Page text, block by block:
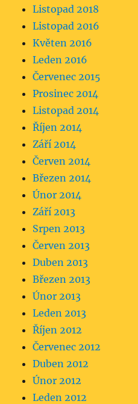
Listopad 2018
Listopad 2016
Květen 2016
Leden 2016
Červenec 2015
Prosinec 2014
Listopad 2014
Říjen 2014
Září 2014
Červen 2014
Březen 2014
Únor 2014
Září 2013
Srpen 2013
Červen 2013
Duben 2013
Březen 2013
Únor 2013
Leden 2013
Říjen 2012
Červenec 2012
Duben 2012
Únor 2012
Leden 2012